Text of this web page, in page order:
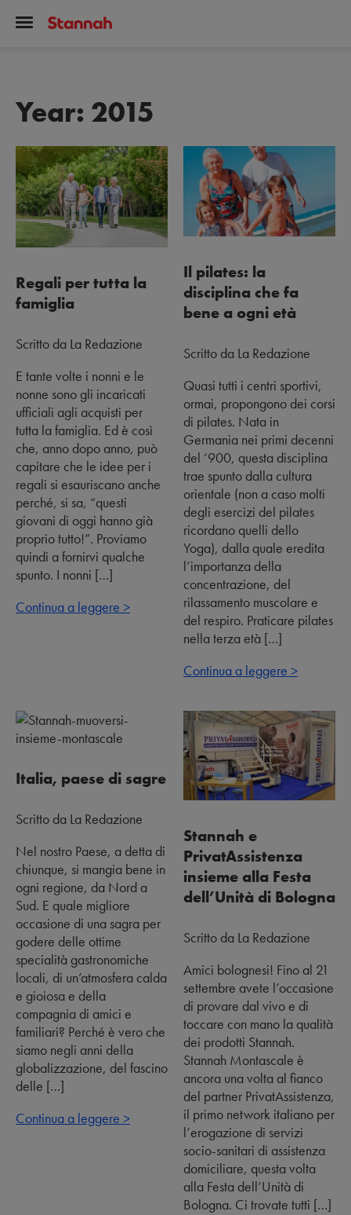
Year: 2015
Regali per tutta la
famiglia
Scritto da La Redazione
E tante volte i nonni e le
nonne sono gli incaricati
ufficiali agli acquisti per
tutta la famiglia. Ed è così
che, anno dopo anno, può
capitare che le idee per i
regali si esauriscano anche
perché, si sa, “questi
giovani di oggi hanno già
proprio tutto!”. Proviamo
quindi a fornirvi qualche
spunto. I nonni […]
Continua a leggere >
Il pilates: la
disciplina che fa
bene a ogni età
Scritto da La Redazione
Quasi tutti i centri sportivi,
ormai, propongono dei corsi
di pilates. Nata in
Germania nei primi decenni
del ‘900, questa disciplina
trae spunto dalla cultura
orientale (non a caso molti
degli esercizi del pilates
ricordano quelli dello
Yoga), dalla quale eredita
l’importanza della
concentrazione, del
rilassamento muscolare e
del respiro. Praticare pilates
nella terza età […]
Continua a leggere >
Italia, paese di sagre
Scritto da La Redazione
Nel nostro Paese, a detta di
chiunque, si mangia bene in
ogni regione, da Nord a
Sud. E quale migliore
occasione di una sagra per
godere delle ottime
specialità gastronomiche
locali, di un’atmosfera calda
e gioiosa e della
compagnia di amici e
familiari? Perché è vero che
siamo negli anni della
globalizzazione, del fascino
delle […]
Continua a leggere >
Stannah e
PrivatAssistenza
insieme alla Festa
dell’Unità di Bologna
Scritto da La Redazione
Amici bolognesi! Fino al 21
settembre avete l’occasione
di provare dal vivo e di
toccare con mano la qualità
dei prodotti Stannah.
Stannah Montascale è
ancora una volta al fianco
del partner PrivatAssistenza,
il primo network italiano per
l’erogazione di servizi
socio-sanitari di assistenza
domiciliare, questa volta
alla Festa dell’Unità di
Bologna. Ci trovate tutti […]